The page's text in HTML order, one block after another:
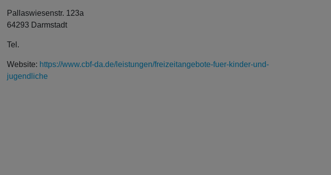
Pallaswiesenstr. 123a
64293 Darmstadt
Tel.
Website: https://www.cbf-da.de/leistungen/freizeitangebote-fuer-kinder-und-
jugendliche